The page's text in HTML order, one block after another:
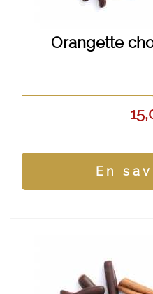
Orangette
En